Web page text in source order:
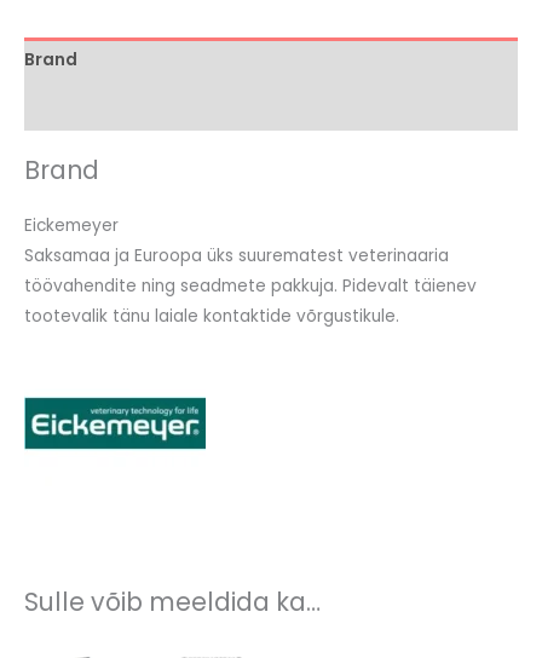
Brand
Brand
Eickemeyer
Saksamaa ja Euroopa üks suurematest veterinaaria
töövahendite ning seadmete pakkuja. Pidevalt täienev
tootevalik tänu laiale kontaktide võrgustikule.
Sulle võib meeldida ka…